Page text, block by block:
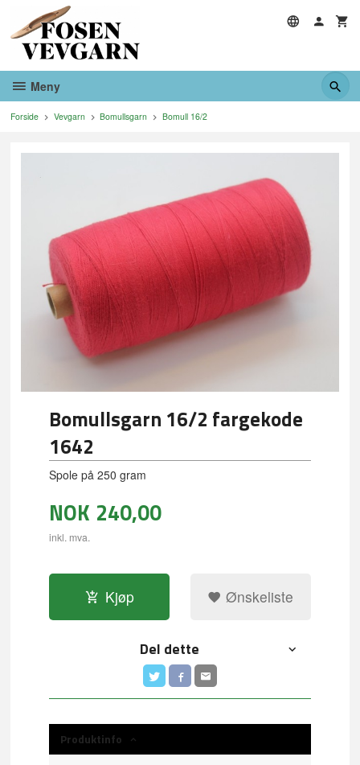
innholdet
Meny
Forside Vevgarn Bomullsgarn Bomull 16/2
Bomullsgarn 16/2 fargekode
1642
Spole på 250 gram
NOK 240,00
inkl. mva.
Kjøp Ønskeliste
Del dette
Produktinfo